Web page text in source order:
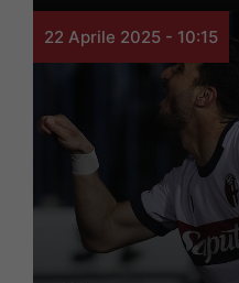
22 Aprile 2025 - 10:15